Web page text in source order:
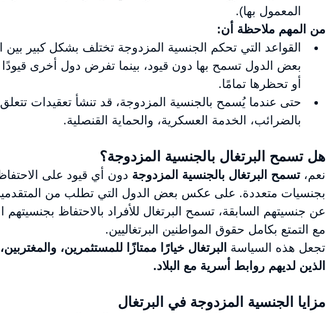
المعمول بها).
من المهم ملاحظة أن:
القواعد التي تحكم الجنسية المزدوجة تختلف بشكل كبير بين
بعض الدول تسمح بها دون قيود، بينما تفرض دول أخرى
أو تحظرها تمامًا.
حتى عندما يُسمح بالجنسية المزدوجة، قد تنشأ تعقيدات تتعلق
بالضرائب، الخدمة العسكرية، والحماية القنصلية.
هل تسمح البرتغال بالجنسية المزدوجة؟
نعم، تسمح البرتغال بالجنسية المزدوجة دون أي قيود على
بجنسيات متعددة. على عكس بعض الدول التي تطلب من
عن جنسيتهم السابقة، تسمح البرتغال للأفراد بالاحتفاظ بجنسيتهم
مع التمتع بكامل حقوق المواطنين البرتغاليين.
تجعل هذه السياسة البرتغال خيارًا ممتازًا للمستثمرين،
الذين لديهم روابط أسرية مع البلاد.
مزايا الجنسية المزدوجة في البرتغال